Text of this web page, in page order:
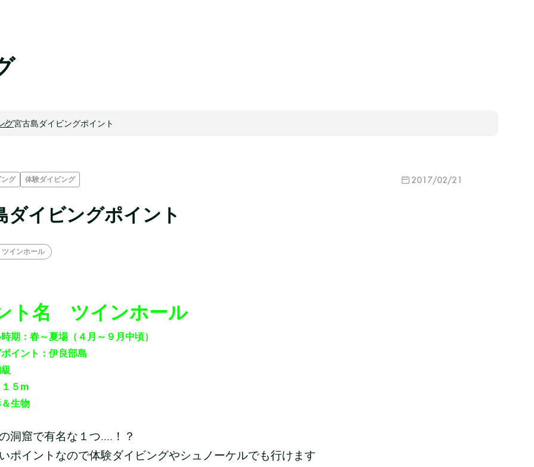
グ宮古島ダイビングポイント
グ 体験ダイビング 2017/02/21
ダイビングポイント
ツインホール
ト名 ツインホール
期：春～夏場（４月～９月中頃）
イント：伊良部島
５m
生物
洞窟で有名な１つ....！？
ポイントなので体験ダイビングやシュノーケルでも行けます